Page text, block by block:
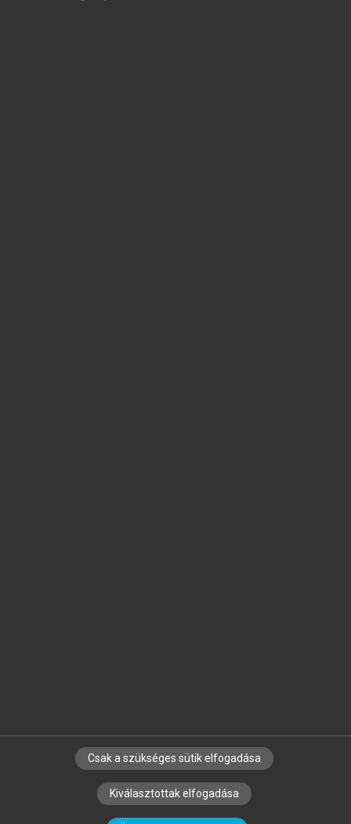
SZERZŐKNEK CÉGEKNEK KÖNYVTÁROSOKNAK
SZERKESZTÉSI ÉS LEKTORÁLÁSI ALAPELVEK
Csak a szükséges sütik elfogadása
Kiválasztottak elfogadása